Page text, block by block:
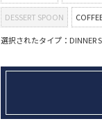
DESSERT SPOON
選択されたタイプ：DINNER